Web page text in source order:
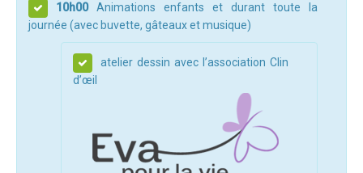
Présentation
Stages Perfectionnement
S'inscrire aux Stages / Sorties...
10h00Animations enfants et durant toute la
journée (avec buvette, gâteaux et musique)
atelier dessin avec l’association Clin
d’œil